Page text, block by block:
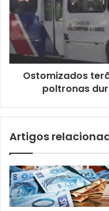
i
l
Ostomizados
poltronas
Artigos